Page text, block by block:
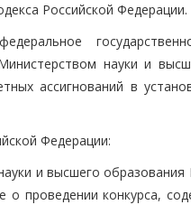
Российской Федерации.
науки и
ассигнований в
Федерации:
и высшего
проведении конкурса,